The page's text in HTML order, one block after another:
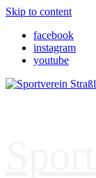
Skip to content
facebook
instagram
youtube